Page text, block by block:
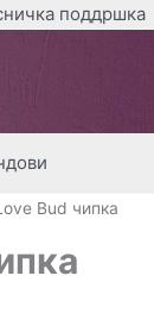
поддршка
Bud чипка